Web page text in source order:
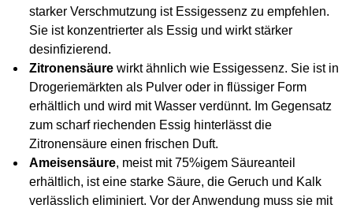
starker Verschmutzung ist Essigessenz zu empfehlen.
Sie ist konzentrierter als Essig und wirkt stärker
desinfizierend.
Zitronensäure wirkt ähnlich wie Essigessenz. Sie ist in
Drogeriemärkten als Pulver oder in flüssiger Form
erhältlich und wird mit Wasser verdünnt. Im Gegensatz
zum scharf riechenden Essig hinterlässt die
Zitronensäure einen frischen Duft.
Ameisensäure, meist mit 75%igem Säureanteil
erhältlich, ist eine starke Säure, die Geruch und Kalk
verlässlich eliminiert. Vor der Anwendung muss sie mit